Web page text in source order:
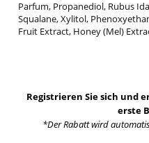
Parfum, Propanediol, Rubus
Squalane, Xylitol,
Fruit Extract, Honey (Mel)
Registrieren Sie sich und
erste
*Der Rabatt wird